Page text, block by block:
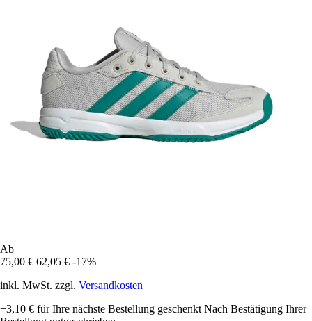
Ab
75,00 € 62,05 € -17%
inkl. MwSt. zzgl. Versandkosten
+3,10 € für Ihre nächste Bestellung geschenkt Nach Bestätigung Ihrer